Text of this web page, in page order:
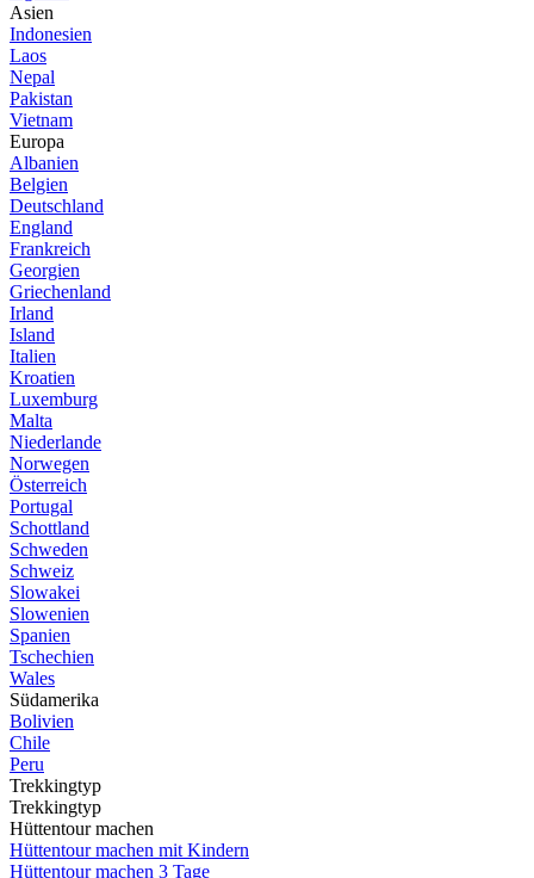
Asien
Indonesien
Laos
Nepal
Pakistan
Vietnam
Europa
Albanien
Belgien
Deutschland
England
Frankreich
Georgien
Griechenland
Irland
Island
Italien
Kroatien
Luxemburg
Malta
Niederlande
Norwegen
Österreich
Portugal
Schottland
Schweden
Schweiz
Slowakei
Slowenien
Spanien
Tschechien
Wales
Südamerika
Bolivien
Chile
Peru
Trekkingtyp
Trekkingtyp
Hüttentour machen
Hüttentour machen mit Kindern
Hüttentour machen 3 Tage